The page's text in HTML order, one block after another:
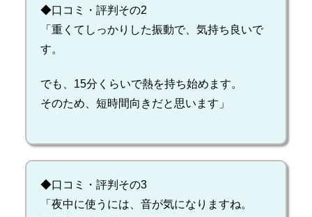
◆口コミ・評判その2
「重くてしっかりした振動で、気持ち良いで
す。
でも、15分くらいで熱を持ち始めます。
そのため、短時間向きだと思います」
◆口コミ・評判その3
「夜中に使うには、音が気になりますね。